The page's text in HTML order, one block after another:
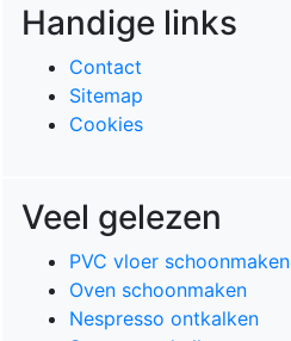
Handige links
Contact
Sitemap
Cookies
Veel gelezen
PVC vloer schoonmaken
Oven schoonmaken
Nespresso ontkalken